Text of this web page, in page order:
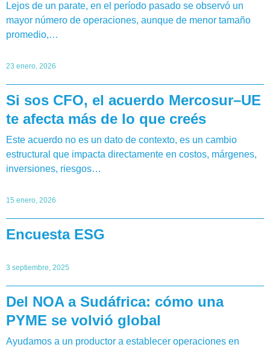
Lejos de un parate, en el período pasado se observó un
mayor número de operaciones, aunque de menor tamaño
promedio,…
23 enero, 2026
Si sos CFO, el acuerdo Mercosur–UE
te afecta más de lo que creés
Este acuerdo no es un dato de contexto, es un cambio
estructural que impacta directamente en costos, márgenes,
inversiones, riesgos…
15 enero, 2026
Encuesta ESG
3 septiembre, 2025
Del NOA a Sudáfrica: cómo una
PYME se volvió global
Ayudamos a un productor a establecer operaciones en